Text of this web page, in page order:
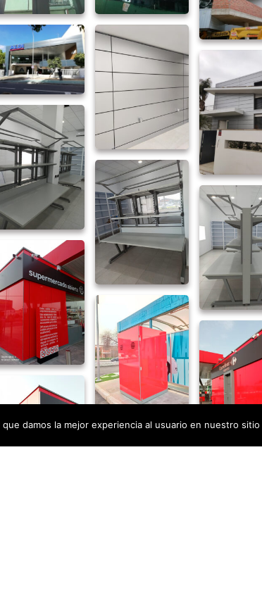
damos la mejor experiencia al usuario en nuestro